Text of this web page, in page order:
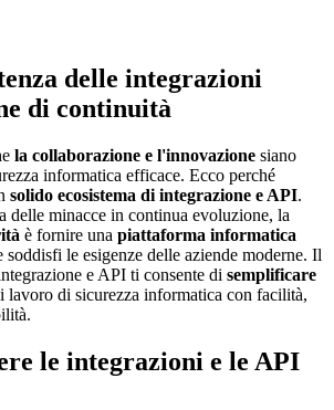
delle integrazioni
di continuità
la collaborazione e l'innovazione siano
informatica efficace. Ecco perché
solido ecosistema di integrazione e API.
delle minacce in continua evoluzione, la
è fornire una piattaforma informatica
soddisfi le esigenze delle aziende moderne. Il
e API ti consente di semplificare
lavoro di sicurezza informatica con facilità,
le integrazioni e le API